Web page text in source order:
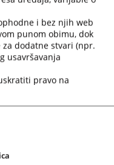
i bez njih web
punom obimu, dok
dodatne stvari (npr.
usavršavanja
pravo na